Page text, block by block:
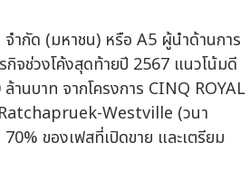
ำกัด (มหาชน) หรือ A5 ผู้นำด้านการ
จช่วงโค้งสุดท้ายปี 2567 แนวโน้มดี
นบาท จากโครงการ CINQ ROYAL
Westville (วนา
ของเฟสที่เปิดขาย และเตรียม